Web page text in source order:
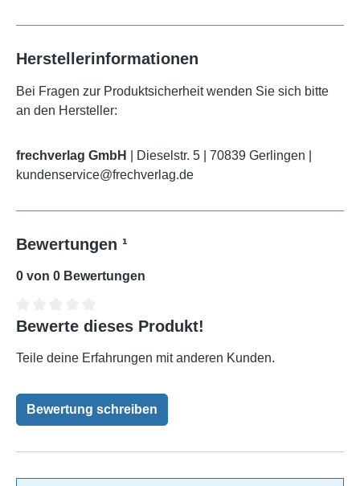
Herstellerinformationen
Bei Fragen zur Produktsicherheit wenden Sie sich bitte
an den Hersteller:
frechverlag GmbH
| Dieselstr. 5 | 70839 Gerlingen |
kundenservice@frechverlag.de
Bewertungen ¹
0 von 0 Bewertungen
Durchschnittliche Bewertung von 0 von 5 Sternen
Bewerte dieses Produkt!
Teile deine Erfahrungen mit anderen Kunden.
Bewertung schreiben